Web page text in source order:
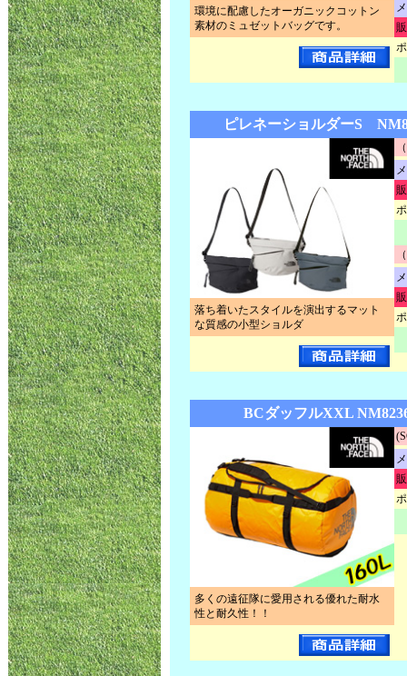
環境に配慮したオーガニックコットン
素材のミュゼットバッグです。
ピレネーショルダーS
落ち着いたスタイルを演出するマット
な質感の小型ショルダ
BCダッフルXXL
多くの遠征隊に愛用される優れた耐水
性と耐久性！！